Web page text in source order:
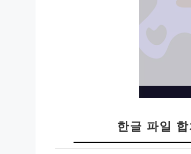
한글 파일